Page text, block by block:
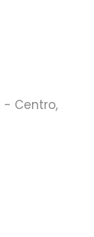
- Centro,